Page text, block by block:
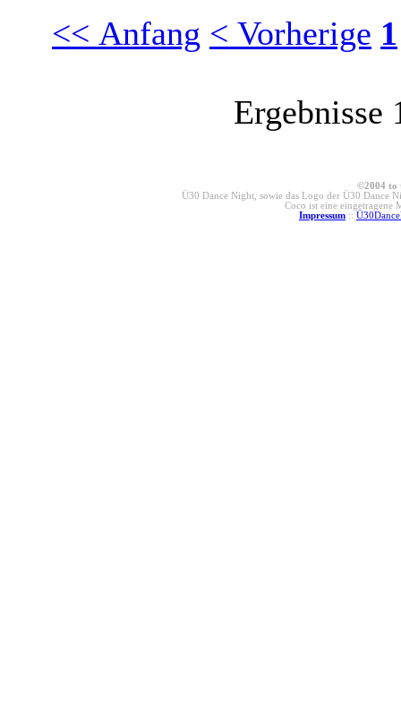
<< Anfang < Vorherige 1
Ergebnisse
©2004 to
Ü30 Dance Night, sowie das Logo der Ü30 Dance
Coco ist eine eingetragene
Impressum ::